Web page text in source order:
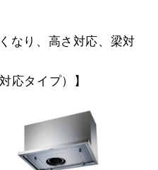
なり、高さ対応、梁対
応タイプ）】